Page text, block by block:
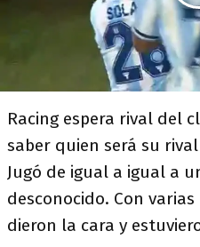
Racing espera rival del
saber quien será su
Jugó de igual a igual a
desconocido. Con
dieron la cara y